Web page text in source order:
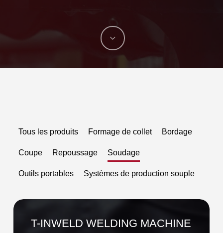
Tous les produits Formage de collet Bordage
Coupe Repoussage Soudage
Outils portables Systèmes de production souple
T-
INWELD
T-INWELD WELDING MACHINE